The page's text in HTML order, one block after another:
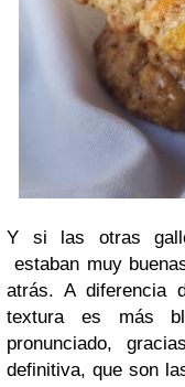
Y si las otras
estaban muy
atrás. A diferencia
textura es más
pronunciado,
definitiva, que son